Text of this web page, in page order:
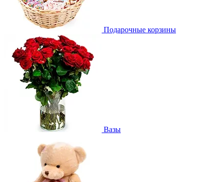
Подарочные корзины
Вазы